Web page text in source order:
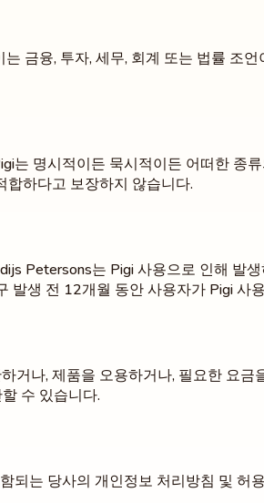
금융, 투자, 세무, 회계 또는 법률 조
는 명시적이든 묵시적이든 어떠한 종
합하다고 보장하지 않습니다.
Petersons는 Pigi 사용으로 인해 발
발생 전 12개월 동안 사용자가 Pigi
거나, 제품을 오용하거나, 필요한 요
수 있습니다.
되는 당사의 개인정보 처리방침 및 허